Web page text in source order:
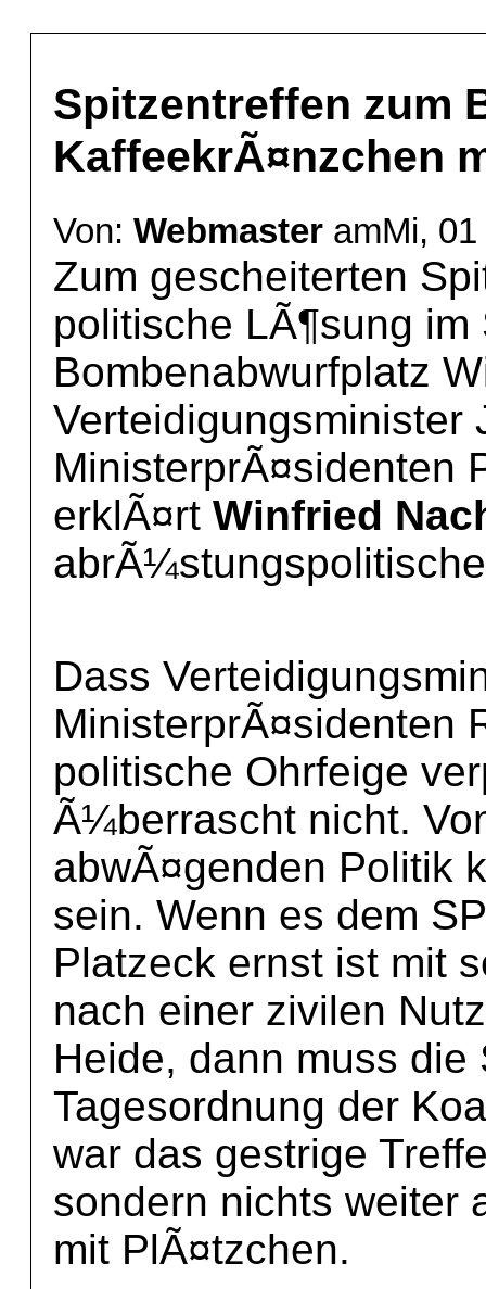
Spitzentreffen zum
KaffeekrÃ¤nzchen
Von: Webmaster amMi,
Zum gescheiterten
politische LÃ¶sung im
Bombenabwurfplatz
Verteidigungsminister
MinisterprÃ¤sidenten
erklÃ¤rt Winfried
Dass
MinisterprÃ¤sidenten
politische Ohrfeige
Ã¼berrascht nicht.
abwÃ¤genden Politik
sein. Wenn es dem
Platzeck ernst ist mit
nach einer zivilen
Heide, dann muss
Tagesordnung der
war das gestrige
sondern nichts weiter
mit PlÃ¤tzchen.